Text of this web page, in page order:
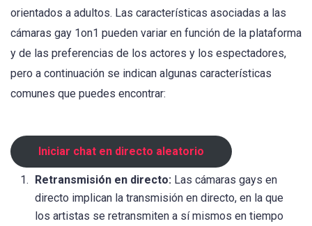
orientados a adultos. Las características asociadas a las
cámaras gay 1on1 pueden variar en función de la plataforma
y de las preferencias de los actores y los espectadores,
pero a continuación se indican algunas características
comunes que puedes encontrar:
Iniciar chat en directo aleatorio
Retransmisión en directo: Las cámaras gays en
directo implican la transmisión en directo, en la que
los artistas se retransmiten a sí mismos en tiempo